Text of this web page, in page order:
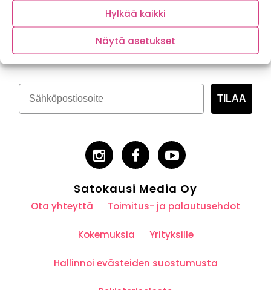
Hylkää kaikki
Näytä asetukset
Tilaa kasvispitoinen uutiskirje
TILAA
Satokausi Media Oy
Ota yhteyttä Toimitus- ja palautusehdot
Kokemuksia Yrityksille
Hallinnoi evästeiden suostumusta